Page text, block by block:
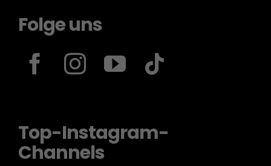
Folge uns
Top-Instagram-
Channels